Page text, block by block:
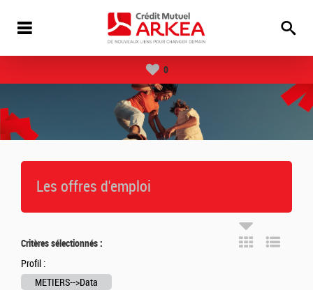
0
Les offres d'emploi
Critères sélectionnés :
Profil :
METIERS-->Data